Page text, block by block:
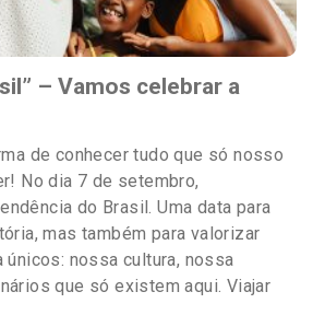
– Vamos celebrar a
de conhecer tudo que só nosso
No dia 7 de setembro,
do Brasil. Uma data para
mas também para valorizar
únicos: nossa cultura, nossa
que só existem aqui. Viajar